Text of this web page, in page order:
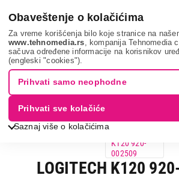
Obaveštenje o kolačićima
Za vreme korišćenja bilo koje stranice na
www.tehnomedia.rs , kompanija Tehnomedia
sačuva određene informacije na korisnikov
(engleski "cookies").
Saznaj više o kolačićima
Prihvati samo neophodne
Prihvati sve kolačiće
It & gaming Periferije Tastature
LOGITECH K120